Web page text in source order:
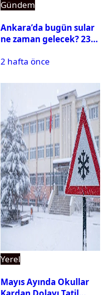
Gündem
Ankara’da bugün sular
ne zaman gelecek? 23
su kesintisi sorgulama
2 hafta önce
Yerel
Mayıs Ayında Okullar